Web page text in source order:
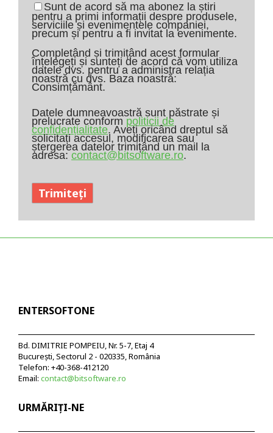
Sunt de acord să ma abonez la știri
pentru a primi informații despre produsele,
serviciile și evenimentele companiei,
precum și pentru a fi invitat la evenimente.
Completând și trimițând acest formular
înțelegeți și sunteți de acord că vom utiliza
datele dvs. pentru a administra relația
noastră cu dvs. Baza noastră:
Consimțământ.
Datele dumneavoastră sunt păstrate și
prelucrate conform politicii de
confidențialitate. Aveți oricând dreptul să
solicitați accesul, modificarea sau
ștergerea datelor trimițând un mail la
adresa: contact@bitsoftware.ro.
ENTERSOFTONE
Bd. DIMITRIE POMPEIU, Nr. 5-7, Etaj 4
București, Sectorul 2 - 020335, România
Telefon: +40-368-412120
Email: contact@bitsoftware.ro
URMĂRIȚI-NE